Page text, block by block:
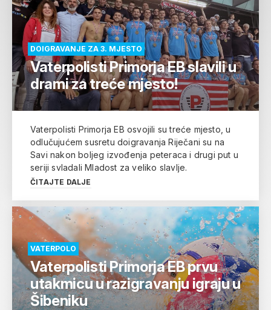
DOIGRAVANJE ZA 3. MJESTO
Vaterpolisti Primorja EB slavili u
drami za treće mjesto!
Vaterpolisti Primorja EB osvojili su treće mjesto, u
odlučujućem susretu doigravanja Riječani su na
Savi nakon boljeg izvođenja peteraca i drugi put u
seriji svladali Mladost za veliko slavlje.
ČITAJTE DALJE
VATERPOLO
Vaterpolisti Primorja EB prvu
utakmicu u razigravanju igraju u
Šibeniku